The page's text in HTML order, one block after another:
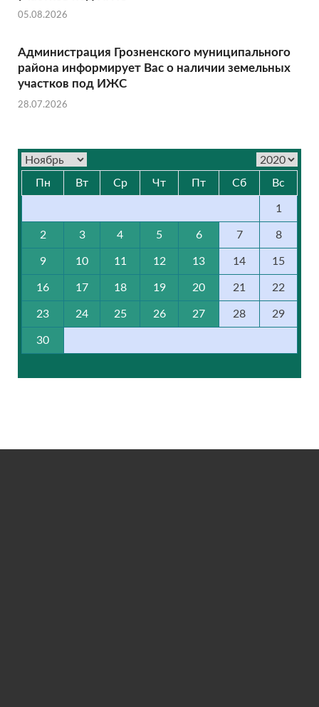
05.08.2026
Администрация Грозненского муниципального
района информирует Вас о наличии земельных
участков под ИЖС
28.07.2026
Пн Вт Ср Чт Пт Сб Вс
1
2 3 4 5 6 7 8
9 10 11 12 13 14 15
16 17 18 19 20 21 22
23 24 25 26 27 28 29
30